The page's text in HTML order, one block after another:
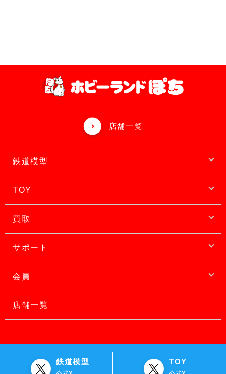
店舗一覧
鉄道模型
TOY
買取
サポート
会員
店舗一覧
鉄道模型 TOY